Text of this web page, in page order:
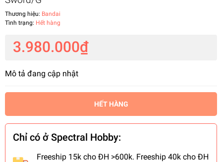
Thương hiệu: Bandai
Tình trạng: Hết hàng
3.980.000₫
Mô tả đang cập nhật
HẾT HÀNG
Chỉ có ở Spectral Hobby:
Freeship 15k cho ĐH >600k. Freeship 40k cho ĐH